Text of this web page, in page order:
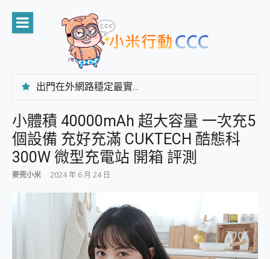
content
出門在外網路穩定最實在 「台灣大哥大」榮獲 4G/5G 在線率全球 NO.3 全台第一與全台六冠王實測心得，走到哪順到哪！
專為 PC上的 XBOX和掌機設計的 FireCuda X1070 SSD 固態硬碟開箱 評測
台灣製攝影機在這裡，100%全無線設計 SpotCam Solo Eco 太陽能防水雲端攝影機 SpotCam Solo 3 2.5K高畫質戶外攝影機 開箱 評測
電力超超超持久 MSI 微星 Prestige 14 AI+ D3MG-031TW 14吋 開箱評價，AI輕薄商務筆電 Copilot+ PC
超懂拍、耐用 AI 街拍機~ realme 16 Pro 開箱評價~ 2 億畫素 LumaColor 影像、持久續航與 IP69K 高防護
超驚艷 讓人一眼就愛上 LENOVO 聯想 Yoga Book 9 14吋 AI輕薄筆電 開箱 評測
美到讓人超想擁有 moto pad 60 系列 與 Moto | Swarovski razr 60 冰藍限定版本 開箱 評測
好用的 EaseUS Partition Master 讓您輕鬆的移除與格式化有防寫保護的隨身碟或SD卡
一鍵修復模糊影片、舊照的 AI 好幫手! VideoProc Converter AI 新版全解析 × 年末優惠，一篇全看懂
小體積 40000mAh 超大容量 一次充5
個設備 充好充滿 CUKTECH 酷態科
300W 微型充電站 開箱 評測
麥兜小米 2024 年 6 月 24 日